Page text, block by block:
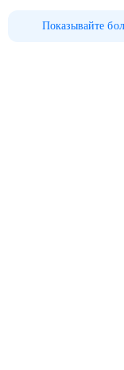
Показывайте